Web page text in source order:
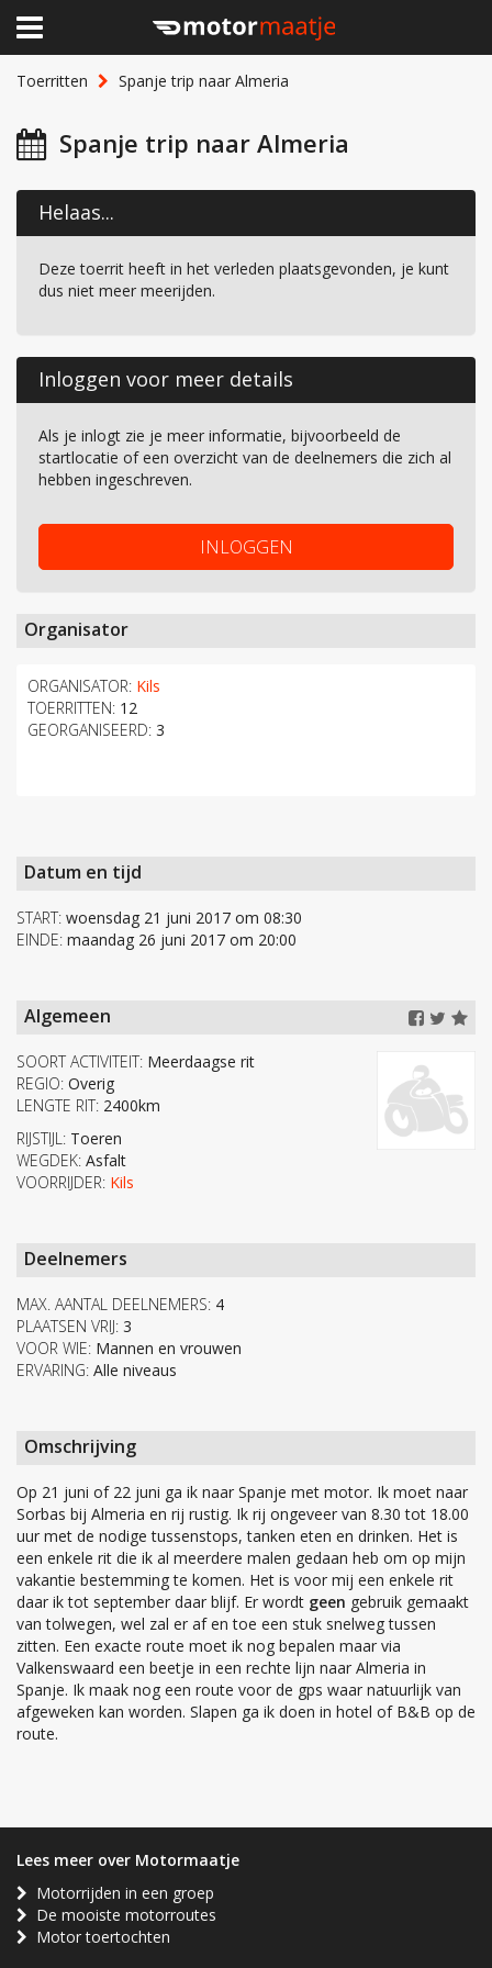
Toerritten Spanje trip naar Almeria
Spanje trip naar Almeria
Helaas...
Deze toerrit heeft in het verleden plaatsgevonden, je kunt
dus niet meer meerijden.
Inloggen voor meer details
Als je inlogt zie je meer informatie, bijvoorbeeld de
startlocatie of een overzicht van de deelnemers die zich al
hebben ingeschreven.
INLOGGEN
Organisator
ORGANISATOR: Kils
TOERRITTEN: 12
GEORGANISEERD: 3
Datum en tijd
START: woensdag 21 juni 2017 om 08:30
EINDE: maandag 26 juni 2017 om 20:00
Algemeen
SOORT ACTIVITEIT: Meerdaagse rit
REGIO: Overig
LENGTE RIT: 2400km
RIJSTIJL: Toeren
WEGDEK: Asfalt
VOORRIJDER: Kils
Deelnemers
MAX. AANTAL DEELNEMERS: 4
PLAATSEN VRIJ: 3
VOOR WIE: Mannen en vrouwen
ERVARING: Alle niveaus
Omschrijving
Op 21 juni of 22 juni ga ik naar Spanje met motor. Ik moet naar
Sorbas bij Almeria en rij rustig. Ik rij ongeveer van 8.30 tot 18.00
uur met de nodige tussenstops, tanken eten en drinken. Het is
een enkele rit die ik al meerdere malen gedaan heb om op mijn
vakantie bestemming te komen. Het is voor mij een enkele rit
daar ik tot september daar blijf. Er wordt geen gebruik gemaakt
van tolwegen, wel zal er af en toe een stuk snelweg tussen
zitten. Een exacte route moet ik nog bepalen maar via
Valkenswaard een beetje in een rechte lijn naar Almeria in
Spanje. Ik maak nog een route voor de gps waar natuurlijk van
afgeweken kan worden. Slapen ga ik doen in hotel of B&B op de
route.
Lees meer over Motormaatje
Motorrijden in een groep
De mooiste motorroutes
Motor toertochten
×
Home
Clubhuis
Lid worden
Over Motormaatje